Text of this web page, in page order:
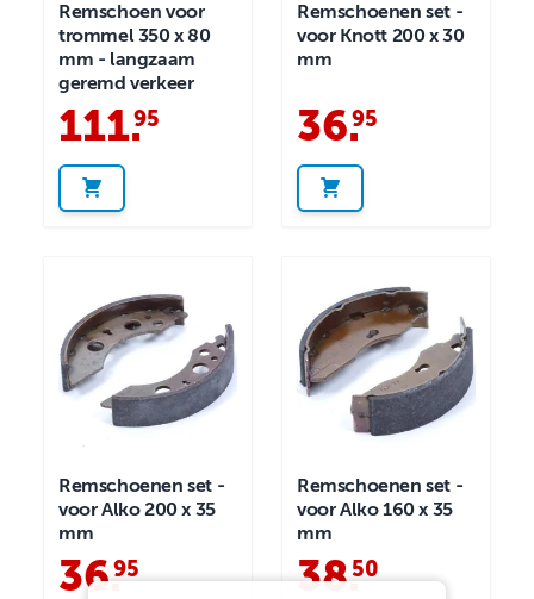
Remschoen voor
trommel 350 x 80
mm - langzaam
geremd verkeer
111.
95
Remschoenen set -
voor Knott 200 x 30
mm
36.
95
Remschoenen set -
voor Alko 200 x 35
mm
36.95
Remschoenen set -
voor Alko 160 x 35
mm
38.50